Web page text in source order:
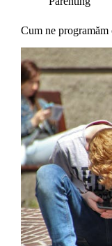
Cum ne programăm